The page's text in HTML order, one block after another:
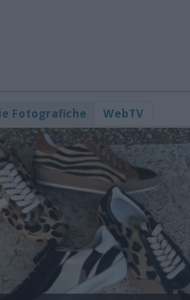
Fotografiche WebTV